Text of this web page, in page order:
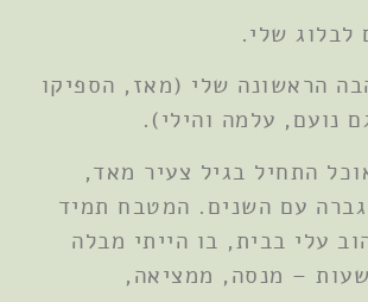
לבלוג שלי.
הראשונה שלי (מאז, הספיקו
נועם, עלמה והילי).
התחיל בגיל צעיר מאד,
עם השנים. המטבח תמיד
עלי בבית, בו הייתי מבלה
– מנסה, ממציאה,